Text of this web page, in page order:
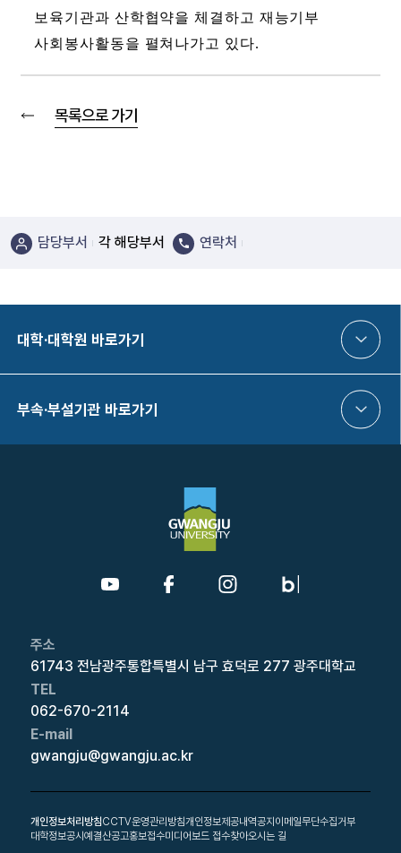
보육기관과 산학협약을 체결하고 재능기부
사회봉사활동을 펼쳐나가고 있다.
목록으로 가기
담당부서 각 해당부서 연락처
대학·대학원 바로가기
부속·부설기관 바로가기
주소
61743 전남광주통합특별시 남구 효덕로 277 광주대학교
TEL
062-670-2114
E-mail
gwangju@gwangju.ac.kr
개인정보처리방침CCTV운영관리방침개인정보제공내역공지 이메일무단수집거부
대학정보공시예결산공고홍보접수미디어보드 접수찾아오시는 길